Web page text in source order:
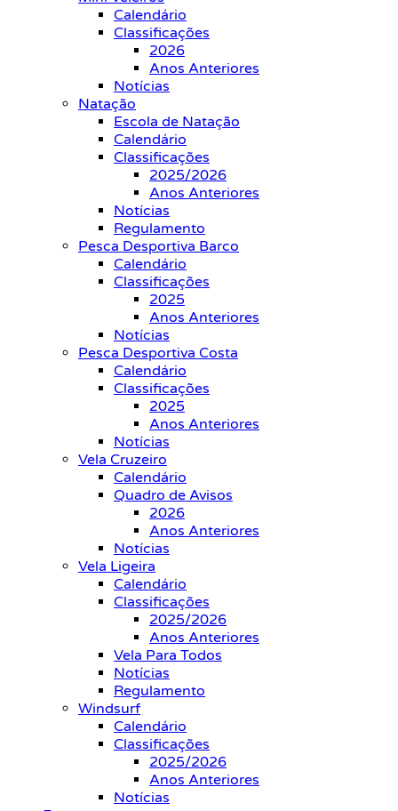
Calendário
Classificações
2026
Anos Anteriores
Notícias
Natação
Escola de Natação
Calendário
Classificações
2025/2026
Anos Anteriores
Notícias
Regulamento
Pesca Desportiva Barco
Calendário
Classificações
2025
Anos Anteriores
Notícias
Pesca Desportiva Costa
Calendário
Classificações
2025
Anos Anteriores
Notícias
Vela Cruzeiro
Calendário
Quadro de Avisos
2026
Anos Anteriores
Notícias
Vela Ligeira
Calendário
Classificações
2025/2026
Anos Anteriores
Vela Para Todos
Notícias
Regulamento
Windsurf
Calendário
Classificações
2025/2026
Anos Anteriores
Notícias